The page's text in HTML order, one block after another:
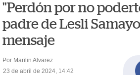
"Perdón por no
padre de Lesli
mensaje
Por Marilin Alvarez
23 de abril de 2024, 14:42